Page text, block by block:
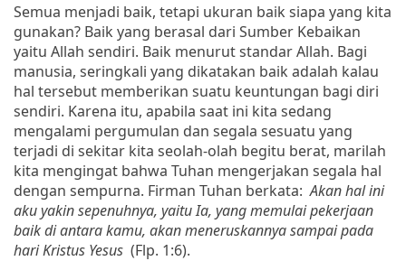
Semua menjadi baik, tetapi ukuran baik siapa yang kita
gunakan? Baik yang berasal dari Sumber Kebaikan
yaitu Allah sendiri. Baik menurut standar Allah. Bagi
manusia, seringkali yang dikatakan baik adalah kalau
hal tersebut memberikan suatu keuntungan bagi diri
sendiri. Karena itu, apabila saat ini kita sedang
mengalami pergumulan dan segala sesuatu yang
terjadi di sekitar kita seolah-olah begitu berat, marilah
kita mengingat bahwa Tuhan mengerjakan segala hal
dengan sempurna. Firman Tuhan berkata:Akan hal ini
aku yakin sepenuhnya, yaitu Ia, yang memulai pekerjaan
baik di antara kamu, akan meneruskannya sampai pada
hari Kristus Yesus (Flp. 1:6).